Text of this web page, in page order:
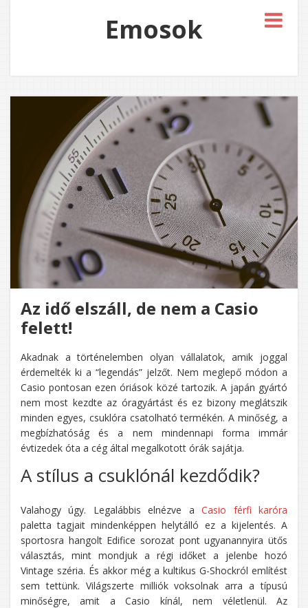
Emosok
Az idő elszáll, de nem a Casio
felett!
Akadnak a történelemben olyan vállalatok, amik joggal
érdemelték ki a “legendás” jelzőt. Nem meglepő módon a
Casio pontosan ezen óriások közé tartozik. A japán gyártó
nem most kezdte az óragyártást és ez bizony meglátszik
minden egyes, csuklóra csatolható termékén. A minőség, a
megbízhatóság és a nem mindennapi forma immár
évtizedek óta a cég által megalkotott órák sajátja.
A stílus a csuklónál kezdődik?
Valahogy úgy. Legalábbis elnézve aCasio férfi karóra
paletta tagjait mindenképpen helytálló ez a kijelentés. A
sportosra hangolt Edifice sorozat pont ugyanannyira ütős
választás, mint mondjuk a régi időket a jelenbe hozó
Vintage széria. És akkor még a kultikus G-Shockról említést
sem tettünk. Világszerte milliók voksolnak arra a típusú
minőségre, amit a Casio kínál, nem véletlenül. Az